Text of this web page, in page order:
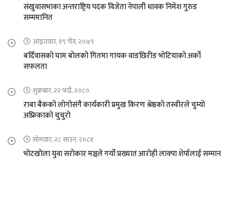
संखुवासभाका अन्तराष्ट्रिय पदक विजेता नेपाली धावक निमेश गुरुङ
सम्ममानित
आइतवार, १९ चैत्र, २०७९
बर्दिवासको घाम बोलको गितमा गायक वाङछिरीङ भोटियाको अर्को
सफलता
शुक्रबार, २२ भदौ, २०८०
राबा बैकको लोगोसंगै कार्यकारी प्रमुख किरण श्रेष्ठको तस्वीरले चुम्यो
अफ्रिकाको चुचुरो
सोमवार, २८ साउन, २०८१
भोटखोला युवा सरोकार मञ्चले गर्यो प्रख्यात आरोही लाक्पा शेर्पालाई सम्मान